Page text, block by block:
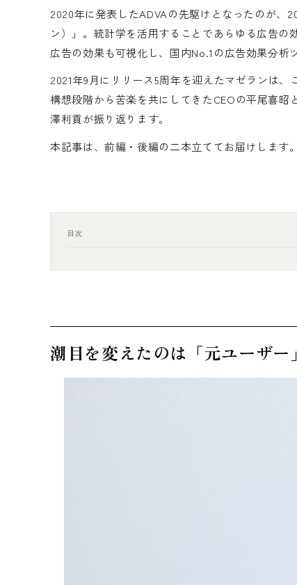
2020年に発表したADVAの先駆けとなったのが、
ン）」。統計学を活用することであらゆる広告
広告の効果も可視化し、国内No.1の広告効果分析
2021年9月にリリース5周年を迎えたマゼランは
構想段階から苦楽を共にしてきたCEOの平尾喜
澤利貢が振り返ります。
本記事は、前編・後編の二本立ててお届けします
目次
潮目を変えたのは「元ユーザー